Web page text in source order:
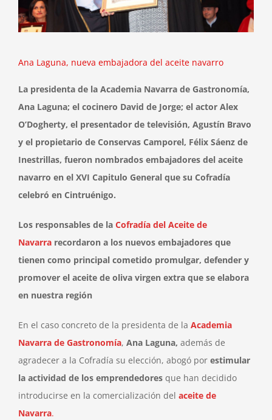
Ana Laguna, nueva embajadora del aceite navarro
La presidenta de la Academia Navarra de Gastronomía,
Ana Laguna; el cocinero David de Jorge; el actor Alex
O’Dogherty, el presentador de televisión, Agustín Bravo
y el propietario de Conservas Camporel, Félix Sáenz de
Inestrillas, fueron nombrados embajadores del aceite
navarro en el XVI Capitulo General que su Cofradía
celebró en Cintruénigo.
Los responsables de la Cofradía del Aceite de
Navarra recordaron a los nuevos embajadores que
tienen como principal cometido promulgar, defender y
promover el aceite de oliva virgen extra que se elabora
en nuestra región
En el caso concreto de la presidenta de la Academia
Navarra de Gastronomía, Ana Laguna, además de
agradecer a la Cofradía su elección, abogó por estimular
la actividad de los emprendedores que han decidido
introducirse en la comercialización del aceite de
Navarra.